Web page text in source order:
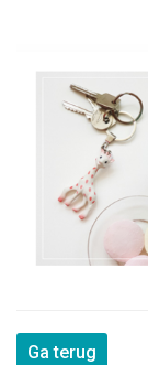
Ga terug